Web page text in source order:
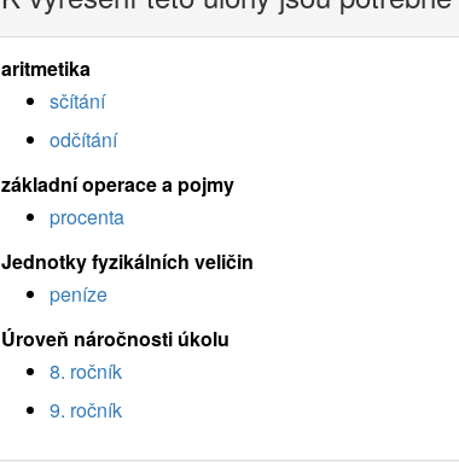
aritmetika
sčítání
odčítání
základní operace a pojmy
procenta
Jednotky fyzikálních veličin
peníze
Úroveň náročnosti úkolu
8. ročník
9. ročník